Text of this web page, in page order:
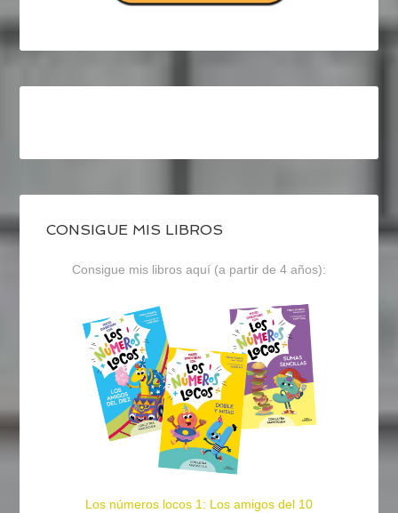
CONSIGUE MIS LIBROS
Consigue mis libros aquí (a partir de 4 años):
Los números locos 1: Los amigos del 10